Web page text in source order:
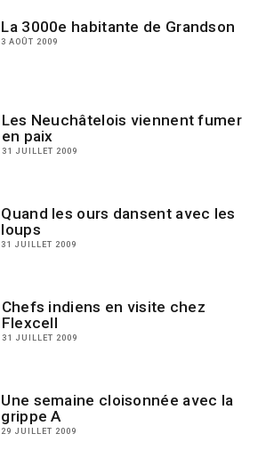
La 3000e habitante de Grandson
3 AOÛT 2009
Les Neuchâtelois viennent fumer
en paix
31 JUILLET 2009
Quand les ours dansent avec les
loups
31 JUILLET 2009
Chefs indiens en visite chez
Flexcell
31 JUILLET 2009
Une semaine cloisonnée avec la
grippe A
29 JUILLET 2009